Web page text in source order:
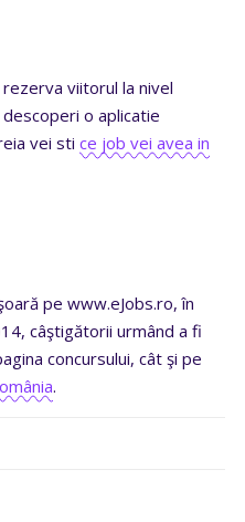
viitorul la nivel
o aplicatie
vei stice job vei avea in
pe www.eJobs.ro, în
câştigătorii urmând a fi
concursului, cât şi pe
.